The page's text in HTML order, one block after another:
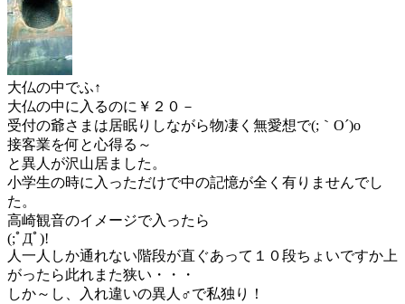
大仏の中でふ↑
大仏の中に入るのに￥２０－
受付の爺さまは居眠りしながら物凄く無愛想で(;｀O´)o
接客業を何と心得る～
と異人が沢山居ました。
小学生の時に入っただけで中の記憶が全く有りませんでし
た。
高崎観音のイメージで入ったら
(;ﾟДﾟ)!
人一人しか通れない階段が直ぐあって１０段ちょいですか上
がったら此れまた狭い・・・
しか～し、入れ違いの異人♂で私独り！